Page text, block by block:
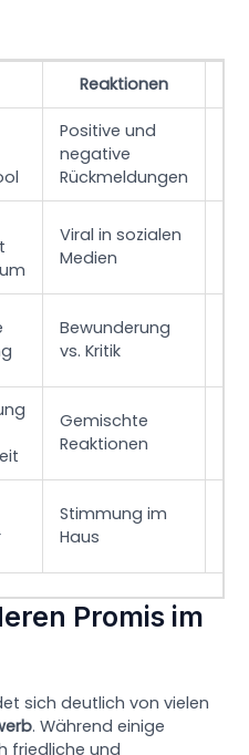
Reaktionen
Positive und
negative
Rückmeldungen
Viral in sozialen
Medien
Bewunderung
vs. Kritik
Gemischte
Reaktionen
Stimmung im
Haus
Promis im
sich deutlich von vielen
. Während einige
friedliche und